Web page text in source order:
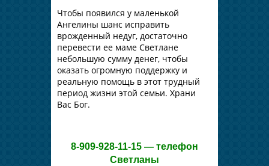
Чтобы появился у маленькой
Ангелины шанс исправить
врожденный недуг, достаточно
перевести ее маме Светлане
небольшую сумму денег, чтобы
оказать огромную поддержку и
реальную помощь в этот трудный
период жизни этой семьи. Храни
Вас Бог.
8-909-928-11-15 — телефон
Светланы